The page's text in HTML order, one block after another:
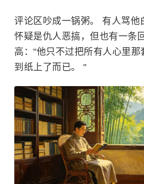
评论区吵成一锅粥。 有人骂他
怀疑是仇人恶搞，但也有一条
高："他只不过把所有人心里那
到纸上了而已。 "